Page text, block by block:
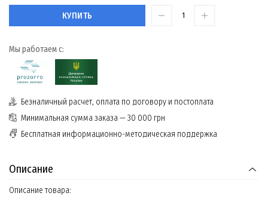
КУПИТЬ
Мы работаем с:
Безналичный расчет, оплата по договору и постоплата
Минимальная сумма заказа — 30 000 грн
Бесплатная информационно-методическая поддержка
Описание
Описание товара: